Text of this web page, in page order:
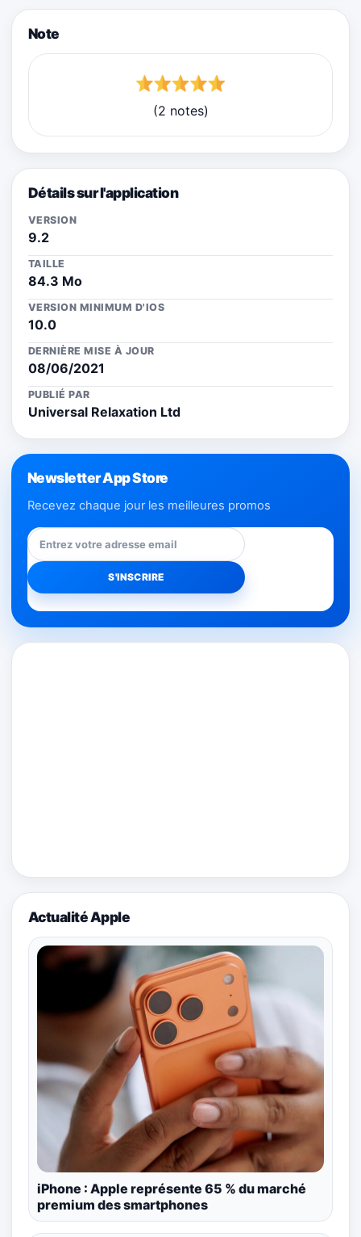
Note
(2 notes)
Détails sur l'application
VERSION
9.2
TAILLE
84.3 Mo
VERSION MINIMUM D'IOS
10.0
DERNIÈRE MISE À JOUR
08/06/2021
PUBLIÉ PAR
Universal Relaxation Ltd
Newsletter App Store
Recevez chaque jour les meilleures promos
Actualité Apple
iPhone : Apple représente 65 % du marché
premium des smartphones